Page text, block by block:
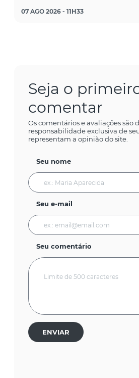
07 AGO 2026 - 11H33
Seja o
comentar
Os comentários e avaliações são
responsabilidade exclusiva de
representam a opinião do site.
Seu nome
Seu e-mail
Seu comentário
ENVIAR